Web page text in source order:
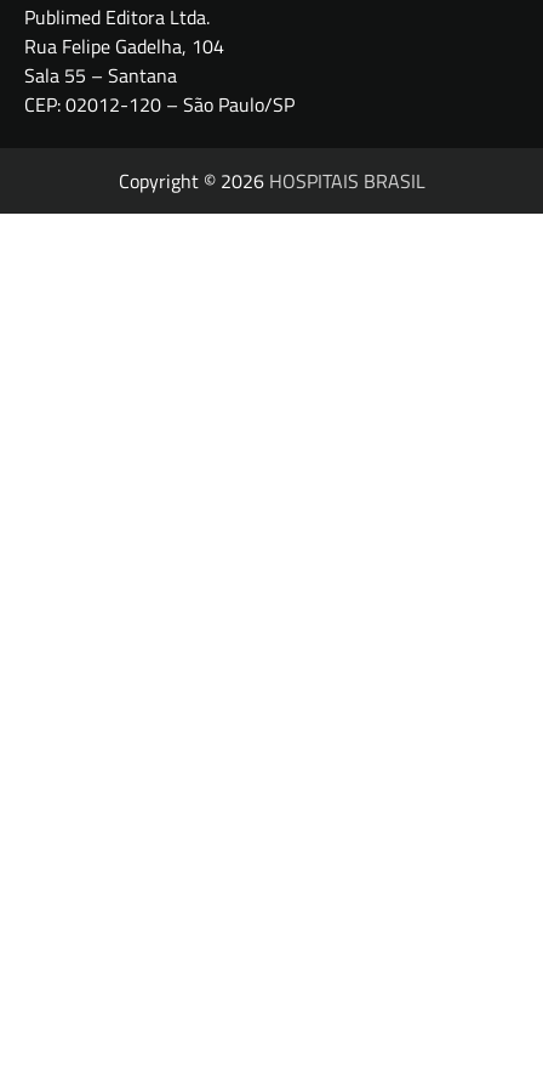
Publimed Editora Ltda.
Rua Felipe Gadelha, 104
Sala 55 – Santana
CEP: 02012-120 – São Paulo/SP
Copyright © 2026 HOSPITAIS BRASIL